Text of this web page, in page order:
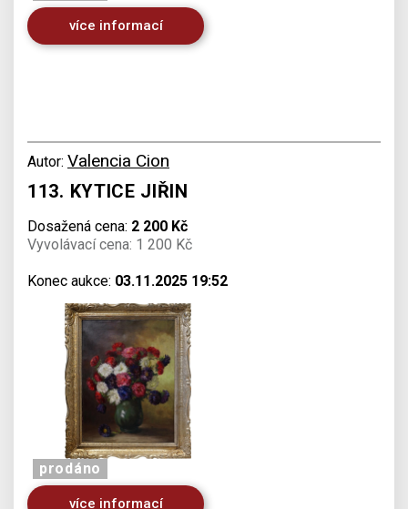
více informací
Autor: Valencia Cion
113. KYTICE JIŘIN
Dosažená cena: 2 200 Kč
Vyvolávací cena: 1 200 Kč
Konec aukce: 03.11.2025 19:52
prodáno
více informací